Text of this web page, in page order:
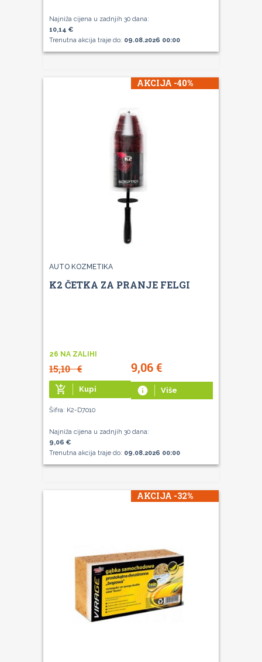
Najniža cijena u zadnjih 30 dana:
10,14 €
Trenutna akcija traje do: 09.08.2026 00:00
AKCIJA -40%
AUTO KOZMETIKA
K2 ČETKA ZA PRANJE FELGI
26 NA ZALIHI
15,10€ 9,06€
add_shopping_cart Kupi info Više
Šifra: K2-D7010
Najniža cijena u zadnjih 30 dana:
9,06 €
Trenutna akcija traje do: 09.08.2026 00:00
AKCIJA -32%